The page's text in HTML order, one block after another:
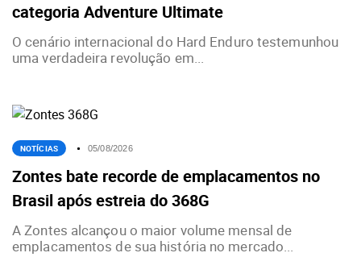
categoria Adventure Ultimate
O cenário internacional do Hard Enduro testemunhou
uma verdadeira revolução em...
NOTÍCIAS 05/08/2026
Zontes bate recorde de emplacamentos no
Brasil após estreia do 368G
A Zontes alcançou o maior volume mensal de
emplacamentos de sua história no mercado...